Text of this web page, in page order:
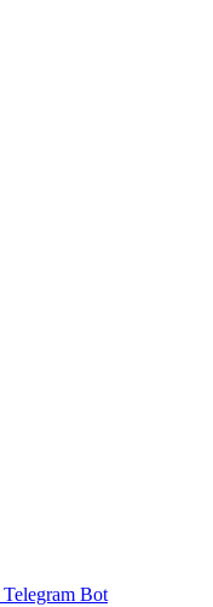
Telegram Bot